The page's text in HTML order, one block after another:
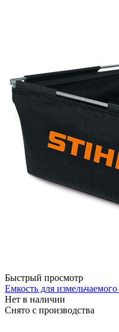
Быстрый просмотр
Емкость для
Нет в наличии
Снято с производства